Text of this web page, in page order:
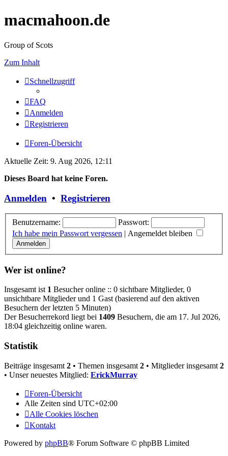
macmahoon.de
Group of Scots
Zum Inhalt
Schnellzugriff
FAQ
Anmelden
Registrieren
Foren-Übersicht
Aktuelle Zeit: 9. Aug 2026, 12:11
Dieses Board hat keine Foren.
Anmelden • Registrieren
Benutzername:
Passwort:
Ich habe mein Passwort vergessen | Angemeldet bleiben
Wer ist online?
Insgesamt ist 1 Besucher online :: 0 sichtbare Mitglieder, 0
unsichtbare Mitglieder und 1 Gast (basierend auf den aktiven
Besuchern der letzten 5 Minuten)
Der Besucherrekord liegt bei 1409 Besuchern, die am 17. Jul 2026,
18:04 gleichzeitig online waren.
Statistik
Beiträge insgesamt 2 • Themen insgesamt 2 • Mitglieder insgesamt 2
• Unser neuestes Mitglied: ErickMurray
Foren-Übersicht
Alle Zeiten sind UTC+02:00
Alle Cookies löschen
Kontakt
Powered by phpBB® Forum Software © phpBB Limited